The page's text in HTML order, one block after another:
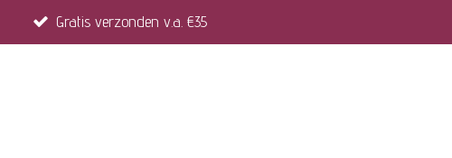
Gratis verzonden v.a. €35